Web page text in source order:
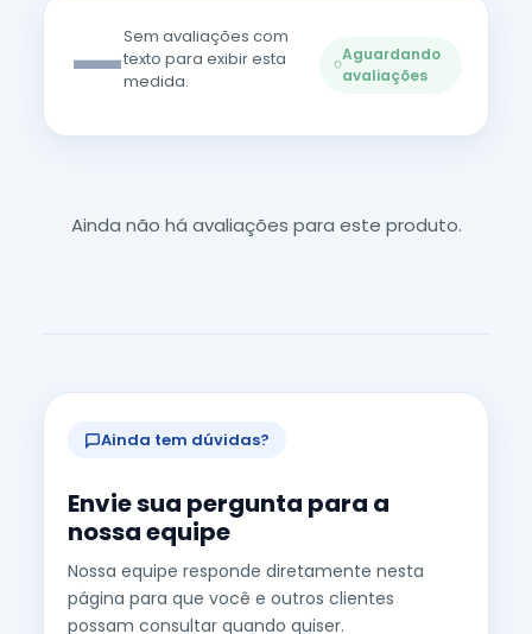
—Sem avaliações com
texto para exibir esta
medida.
Aguardando
avaliações
Ainda não há avaliações para este produto.
Ainda tem dúvidas?
Envie sua pergunta para a
nossa equipe
Nossa equipe responde diretamente nesta
página para que você e outros clientes
possam consultar quando quiser.